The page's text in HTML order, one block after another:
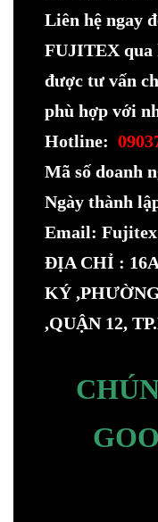
Liên hệ ngay
FUJITEX qua
được tư vấn
phù hợp với
Hotline:
Mã số doanh
Ngày thành
Email:
ĐỊA CHỈ :
KÝ
,QUẬN 12,